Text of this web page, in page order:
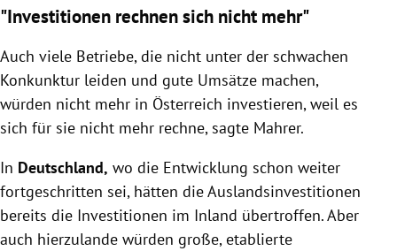
"Investitionen rechnen sich nicht mehr"
Auch viele Betriebe, die nicht unter der schwachen
Konkunktur leiden und gute Umsätze machen,
würden nicht mehr in Österreich investieren, weil es
sich für sie nicht mehr rechne, sagte Mahrer.
In Deutschland, wo die Entwicklung schon weiter
fortgeschritten sei, hätten die Auslandsinvestitionen
bereits die Investitionen im Inland übertroffen. Aber
auch hierzulande würden große, etablierte